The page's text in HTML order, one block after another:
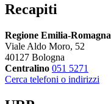
Recapiti
Regione Emilia-Romagna
Viale Aldo Moro, 52
40127 Bologna
Centralino 051 5271
Cerca telefoni o indirizzi